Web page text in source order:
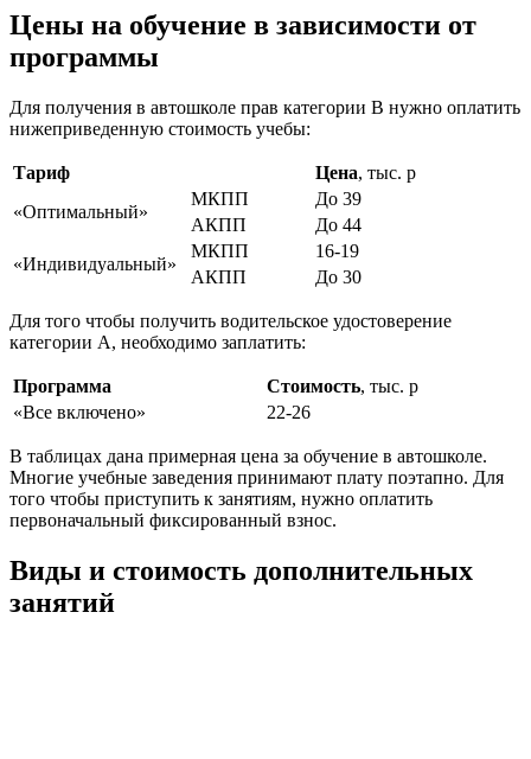
Цены на обучение в зависимости от
программы
Для получения в автошколе прав категории В нужно оплатить
нижеприведенную стоимость учебы:
Тариф Цена, тыс. р
«Оптимальный»
МКПП
До 39
АКПП
До 44
«Индивидуальный»
МКПП
16-19
АКПП
До 30
Для того чтобы получить водительское удостоверение
категории А, необходимо заплатить:
Программа Стоимость, тыс. р
«Все включено»
22-26
В таблицах дана примерная цена за обучение в автошколе.
Многие учебные заведения принимают плату поэтапно. Для
того чтобы приступить к занятиям, нужно оплатить
первоначальный фиксированный взнос.
Виды и стоимость дополнительных
занятий